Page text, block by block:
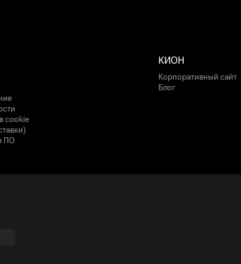
cookie
ПО
КИОН
Корпоративный сайт
Блог